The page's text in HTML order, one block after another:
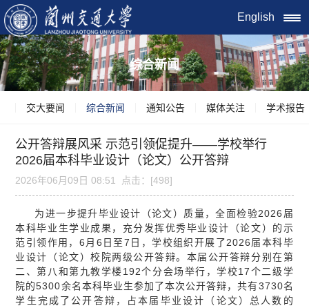
English
综合新闻
交大要闻 综合新闻 通知公告 媒体关注 学术报告
公开答辩展风采 示范引领促提升——学校举行
2026届本科毕业设计（论文）公开答辩
2026年06月09日 08:51 点击：[498]
为进一步提升毕业设计（论文）质量，全面检验2026届
本科毕业生学业成果，充分发挥优秀毕业设计（论文）的示
范引领作用，6月6日至7日，学校组织开展了2026届本科毕
业设计（论文）校院两级公开答辩。本届公开答辩分别在第
二、第八和第九教学楼192个分会场举行，学校17个二级学
院的5300余名本科毕业生参加了本次公开答辩，共有3730名
学生完成了公开答辩，占本届毕业设计（论文）总人数的